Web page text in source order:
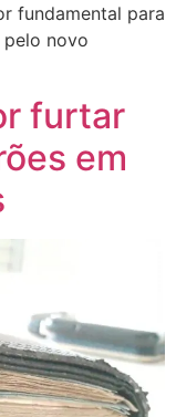
fundamental para
novo
furtar
em